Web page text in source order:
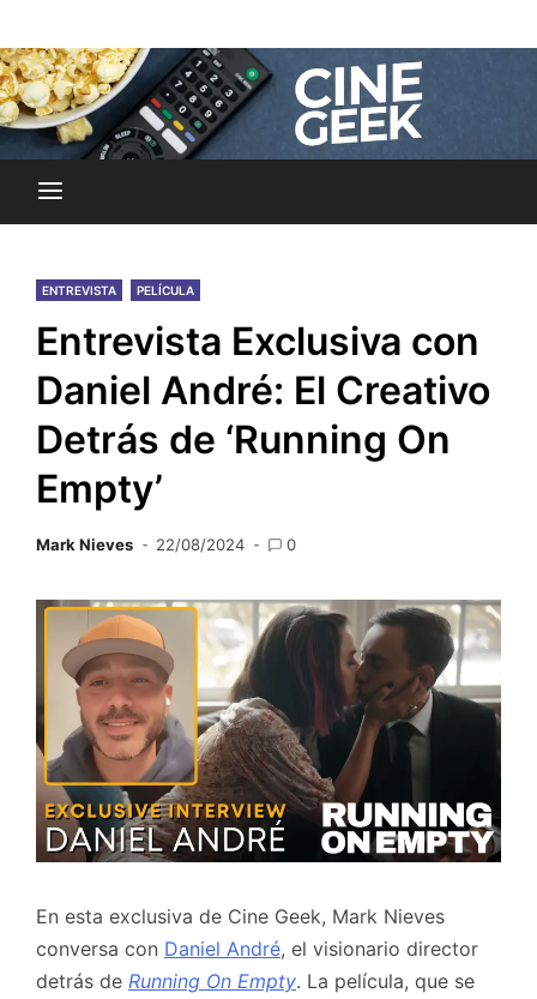
to
contentCine Geek
ENTREVISTA PELÍCULA
Entrevista Exclusiva con
Daniel André: El Creativo
Detrás de ‘Running On
Empty’
Mark Nieves 22/08/2024 0
En esta exclusiva de Cine Geek, Mark Nieves
conversa con Daniel André, el visionario director
detrás de Running On Empty. La película, que se